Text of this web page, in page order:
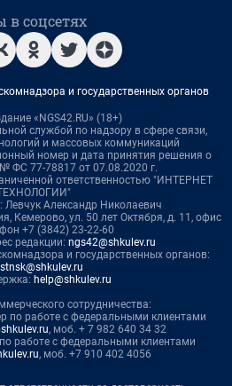
соцсетях
и государственных органов
«NGS42.RU» (18+)
службой по надзору в сфере связи,
и массовых коммуникаций
номер и дата принятия решения о
ФС 77-78817 от 07.08.2020 г.
ответственностью "ИНТЕРНЕТ
Левчук Александр Николаевич
Кемерово, ул. 50 лет Октября, д. 11, офис
+7 (3842) 23-22-60
редакции: ngs42@shkulev.ru
и государственных органов:
help@shkulev.ru
сотрудничества:
по работе с федеральными клиентами
, моб. + 7 982 640 34 32
работе с федеральными клиентами
, моб. +7 910 402 4056